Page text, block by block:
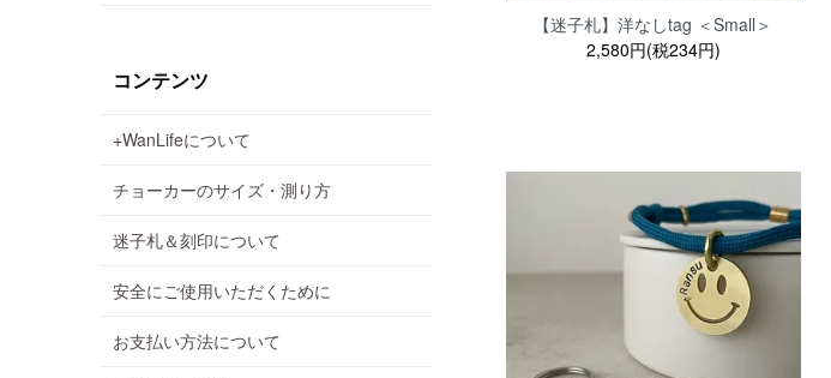
【迷子札】洋なしtag ＜Small＞
2,580円(税234円)
コンテンツ
+WanLifeについて
チョーカーのサイズ・測り方
迷子札＆刻印について
安全にご使用いただくために
お支払い方法について